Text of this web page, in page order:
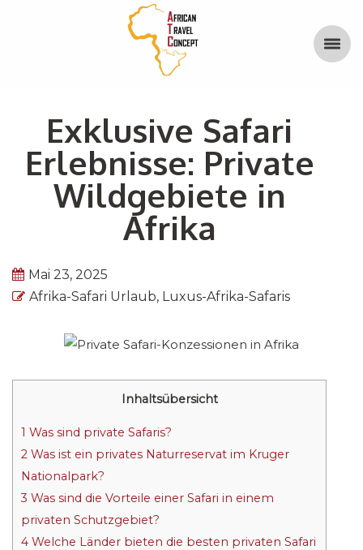
Exklusive Safari
Erlebnisse: Private
Wildgebiete in
Afrika
Mai 23, 2025
Afrika-Safari Urlaub, Luxus-Afrika-Safaris
Inhaltsübersicht
1 Was sind private Safaris?
2 Was ist ein privates Naturreservat im Kruger
Nationalpark?
3 Was sind die Vorteile einer Safari in einem
privaten Schutzgebiet?
4 Welche Länder bieten die besten privaten Safari